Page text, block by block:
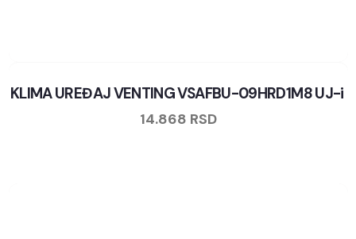
KLIMA UREĐAJ VENTING VSAFBU-09HRD1M8 UJ-i
14.868 RSD